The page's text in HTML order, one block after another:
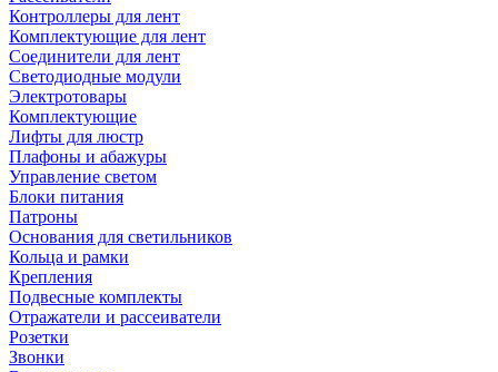
Контроллеры для лент
Комплектующие для лент
Соединители для лент
Светодиодные модули
Электротовары
Комплектующие
Лифты для люстр
Плафоны и абажуры
Управление светом
Блоки питания
Патроны
Основания для светильников
Кольца и рамки
Крепления
Подвесные комплекты
Отражатели и рассеиватели
Розетки
Звонки